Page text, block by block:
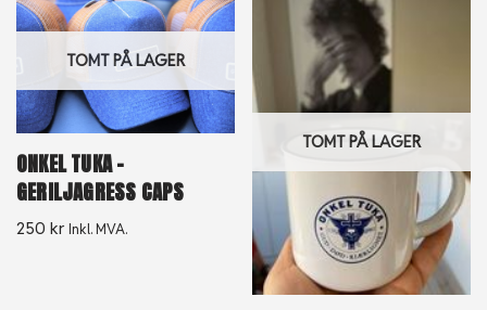
TOMT PÅ LAGER
ONKEL TUKA –
GERILJAGRESS CAPS
250 kr Inkl. MVA.
TOMT PÅ LAGER